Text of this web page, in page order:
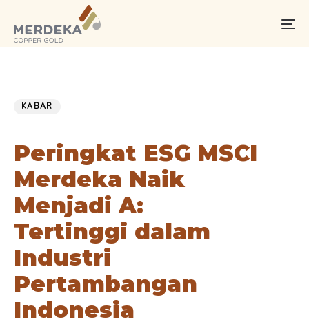
links
primary
KABAR
Peringkat ESG MSCI
Merdeka Naik
Menjadi A:
Tertinggi dalam
Industri
Pertambangan
Indonesia